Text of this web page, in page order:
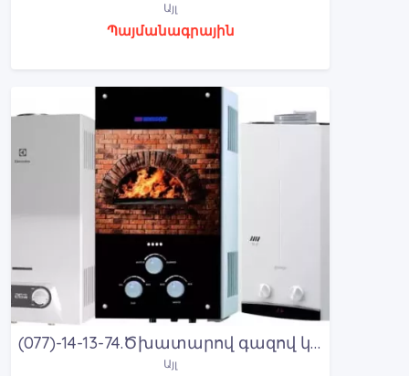
Այլ
Պայմանագրային
(077)-14-13-74.Ծխատարով գազով կալոնկաների վերանորոգում էլեմենտով գազի կալոնկաների ռեմոնտ Երեվան
Այլ